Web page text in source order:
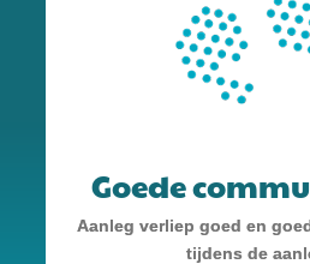
Goede
Aanleg verliep goed en
tijdens de